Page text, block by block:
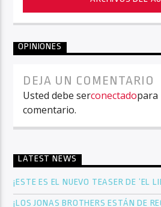
OPINIONES
DEJA UN COMENTARIO
Usted debe serconectadopara
comentario.
LATEST NEWS
¡ESTE ES EL NUEVO TEASER DE ‘EL
¡LOS JONAS BROTHERS ESTÁN DE